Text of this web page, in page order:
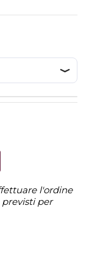
l'ordine
per